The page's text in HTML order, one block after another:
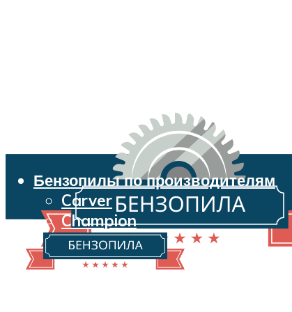
Бензопилы по производителям
Carver
Champion
Echo
Husqvarna